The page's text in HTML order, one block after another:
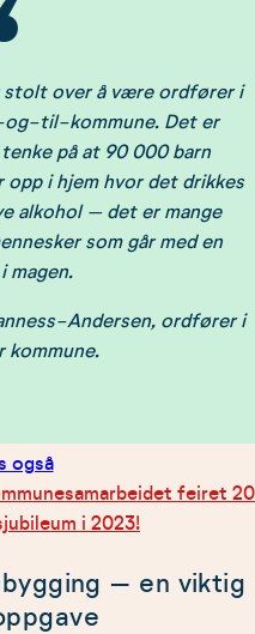
stolt over å være ordfører i
og-til-kommune. Det er
på at 90 000 barn
opp i hjem hvor det drikkes
alkohol – det er mange
som går med en
magen.
Andersen, ordfører i
kommune.
også
feiret
i 2023!
– en viktig